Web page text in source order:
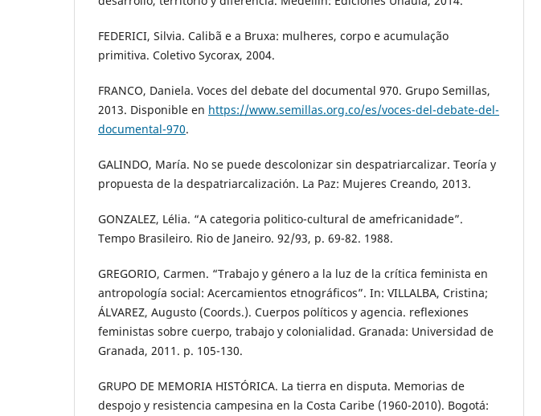
FEDERICI, Silvia. Calibã e a Bruxa: mulheres, corpo e acumulação
primitiva. Coletivo Sycorax, 2004.
FRANCO, Daniela. Voces del debate del documental 970. Grupo Semillas,
2013. Disponible en https://www.semillas.org.co/es/voces-del-debate-del-
documental-970.
GALINDO, María. No se puede descolonizar sin despatriarcalizar. Teoría y
propuesta de la despatriarcalización. La Paz: Mujeres Creando, 2013.
GONZALEZ, Lélia. “A categoria politico-cultural de amefricanidade”.
Tempo Brasileiro. Rio de Janeiro. 92/93, p. 69-82. 1988.
GREGORIO, Carmen. “Trabajo y género a la luz de la crítica feminista en
antropología social: Acercamientos etnográficos”. In: VILLALBA, Cristina;
ÁLVAREZ, Augusto (Coords.). Cuerpos políticos y agencia. reflexiones
feministas sobre cuerpo, trabajo y colonialidad. Granada: Universidad de
Granada, 2011. p. 105-130.
GRUPO DE MEMORIA HISTÓRICA. La tierra en disputa. Memorias de
despojo y resistencia campesina en la Costa Caribe (1960-2010). Bogotá: